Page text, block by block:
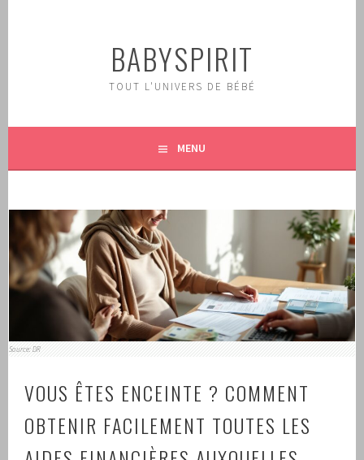
BABYSPIRIT
TOUT L'UNIVERS DE BÉBÉ
MENU
Source: DR
VOUS ÊTES ENCEINTE ? COMMENT
OBTENIR FACILEMENT TOUTES LES